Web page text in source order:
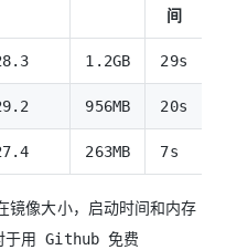
间
1.2GB 29s
956MB 20s
263MB 7s
镜像大小，启动时间和内存
于用 Github 免费